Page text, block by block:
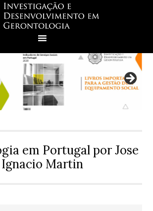
em Portugal por Jose
Ignacio Martin